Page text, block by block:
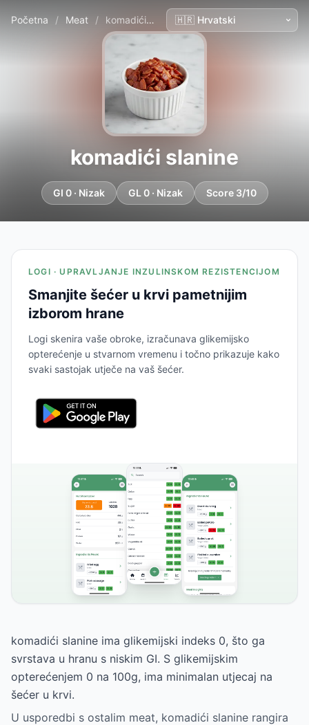
Početna / Meat / komadići slanine
komadići slanine
GI 0 · Nizak GL 0 · Nizak Score 3/10
LOGI · UPRAVLJANJE INZULINSKOM REZISTENCIJOM
Smanjite šećer u krvi pametnijim
izborom hrane
Logi skenira vaše obroke, izračunava glikemijsko
opterećenje u stvarnom vremenu i točno prikazuje kako
svaki sastojak utječe na vaš šećer.
komadići slanine ima glikemijski indeks 0, što ga
svrstava u hranu s niskim GI. S glikemijskim
opterećenjem 0 na 100g, ima minimalan utjecaj na
šećer u krvi.
U usporedbi s ostalim meat, komadići slanine rangira